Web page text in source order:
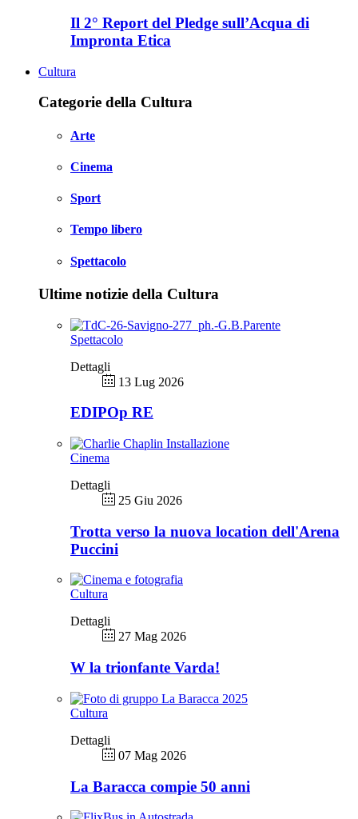
Il 2° Report del Pledge sull’Acqua di
Impronta Etica
Cultura
Categorie della Cultura
Arte
Cinema
Sport
Tempo libero
Spettacolo
Ultime notizie della Cultura
Spettacolo
Dettagli
13 Lug 2026
EDIPOp RE
Cinema
Dettagli
25 Giu 2026
Trotta verso la nuova location dell'Arena
Puccini
Cultura
Dettagli
27 Mag 2026
W la trionfante Varda!
Cultura
Dettagli
07 Mag 2026
La Baracca compie 50 anni